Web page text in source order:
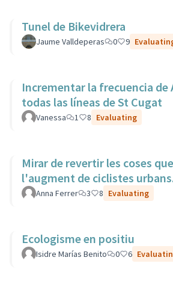
Tunel de Bikevidrera
Jaume Valldeperas 0 9
Incrementar la frecuencia de
todas las líneas de St Cugat
Vanessa 1 8 Evaluating
Mirar de revertir les coses
l'augment de ciclistes
Anna Ferrer 3 8 Evaluating
Ecologisme en positiu
Isidre Marías Benito 0 6